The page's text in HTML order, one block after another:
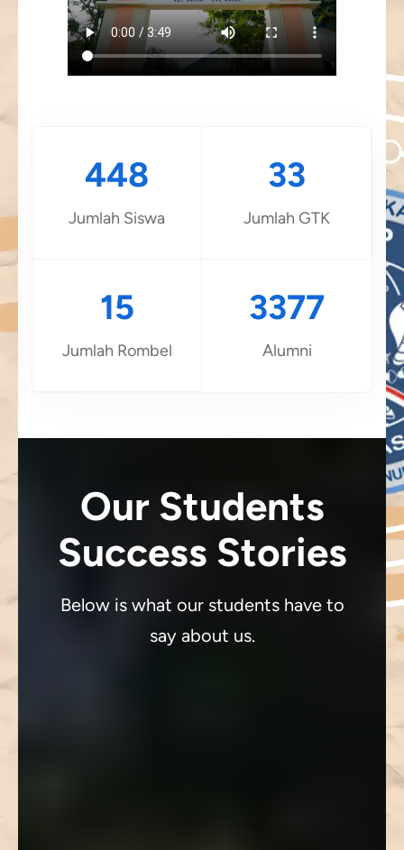
448
Jumlah Siswa
33
Jumlah GTK
15
Jumlah Rombel
3377
Alumni
Our Students
Success Stories
Below is what our students have to
say about us.